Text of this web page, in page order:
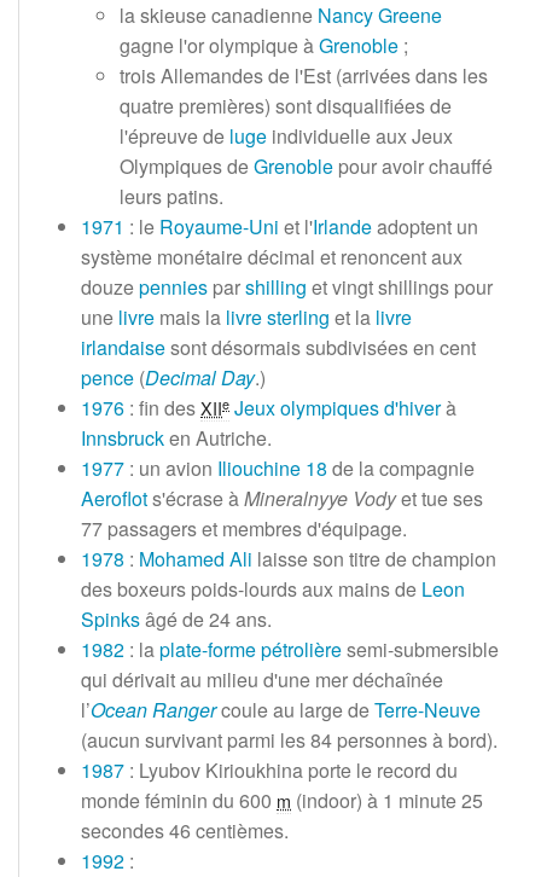
la skieuse canadienne Nancy Greene
gagne l'or olympique àGrenoble ;
trois Allemandes de l'Est (arrivées dans les
quatre premières) sont disqualifiées de
l'épreuve de luge individuelle aux Jeux
Olympiques deGrenoble pour avoir chauffé
leurs patins.
1971 : le Royaume-Uni et l'Irlandeadoptent un
système monétaire décimal et renoncent aux
douzepennies parshilling et vingt shillings pour
une livre mais la livre sterling et la livre
irlandaisesont désormais subdivisées en cent
pence (Decimal Day.)
1976 : fin desXIIe Jeux olympiques d'hiverà
Innsbrucken Autriche.
1977 : un avion Iliouchine 18 de la compagnie
Aeroflots'écrase àMineralnyye Vodyet tue ses
77 passagerset membres d'équipage.
1978 : Mohamed Ali laisse son titre de champion
des boxeurs poids-lourds aux mains de Leon
Spinksâgé de24 ans.
1982 : laplate-forme pétrolièresemi-submersible
qui dérivait au milieu d'une mer déchaînée
l’Ocean Rangercoule au large deTerre-Neuve
(aucun survivant parmi les84 personnesà bord).
1987 : Lyubov Kirioukhina porte le record du
monde féminin du 600 m (indoor) à 1 minute25
secondes46 centièmes.
1992 :